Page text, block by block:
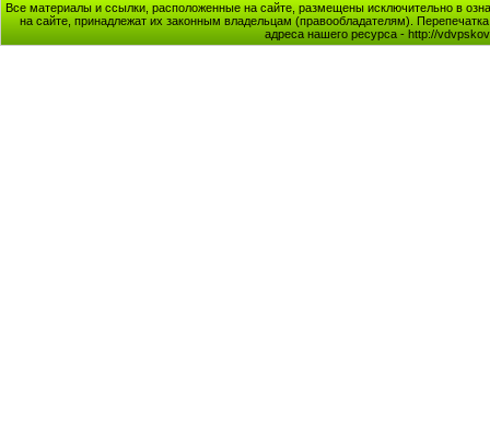
Все материалы и ссылки, расположенные на сайте, размещены исключительно в
на сайте, принадлежат их законным владельцам (правообладателям).
адреса нашего ресурса - http://